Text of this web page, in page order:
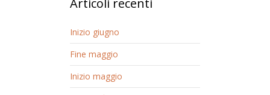
Inizio giugno
Fine maggio
Inizio maggio